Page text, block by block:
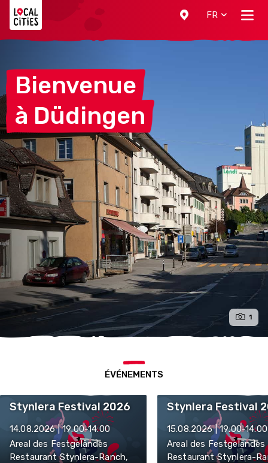
FR
Bienvenue
à Düdingen
1
ÉVÉNEMENTS
Stynlera Festival 2026
14.08.2026 | 19:00-14:00
Areal des Festgeländes
Restaurant Stynlera-Ranch,
Stynlera Festival
15.08.2026 | 19:00-14:00
Areal des Festgeländes
Restaurant Stynlera-